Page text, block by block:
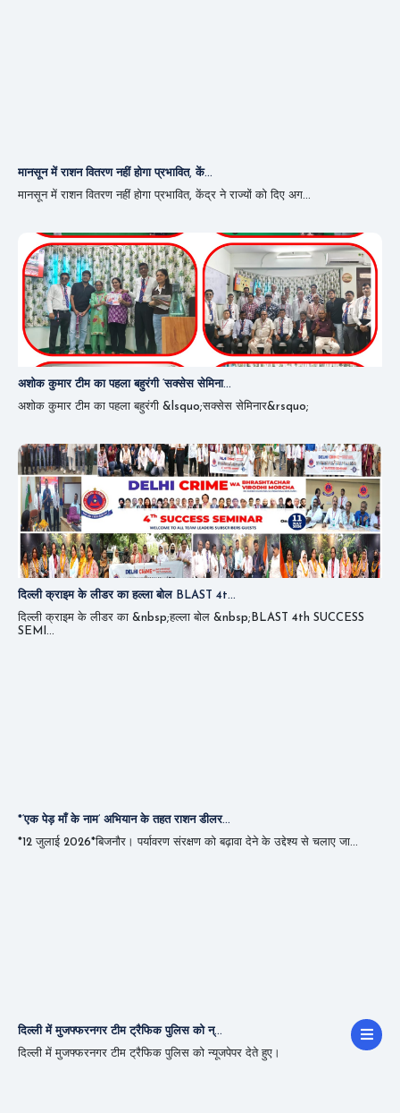
मानसून में राशन वितरण नहीं होगा प्रभावित, कें...
मानसून में राशन वितरण नहीं होगा प्रभावित, केंद्र ने राज्यों को दिए अग...
अशोक कुमार टीम का पहला बहुरंगी ‘सक्सेस सेमिना...
अशोक कुमार टीम का पहला बहुरंगी &lsquo;सक्सेस सेमिनार&rsquo;
दिल्ली क्राइम के लीडर का हल्ला बोल BLAST 4t...
दिल्ली क्राइम के लीडर का &nbsp;हल्ला बोल &nbsp;BLAST 4th SUCCESS
SEMI...
*‘एक पेड़ माँ के नाम’ अभियान के तहत राशन डीलर...
*12 जुलाई 2026*बिजनौर। पर्यावरण संरक्षण को बढ़ावा देने के उद्देश्य से चलाए जा...
दिल्ली में मुजफ्फरनगर टीम ट्रैफिक पुलिस को न्...
दिल्ली में मुजफ्फरनगर टीम ट्रैफिक पुलिस को न्यूजपेपर देते हुए।